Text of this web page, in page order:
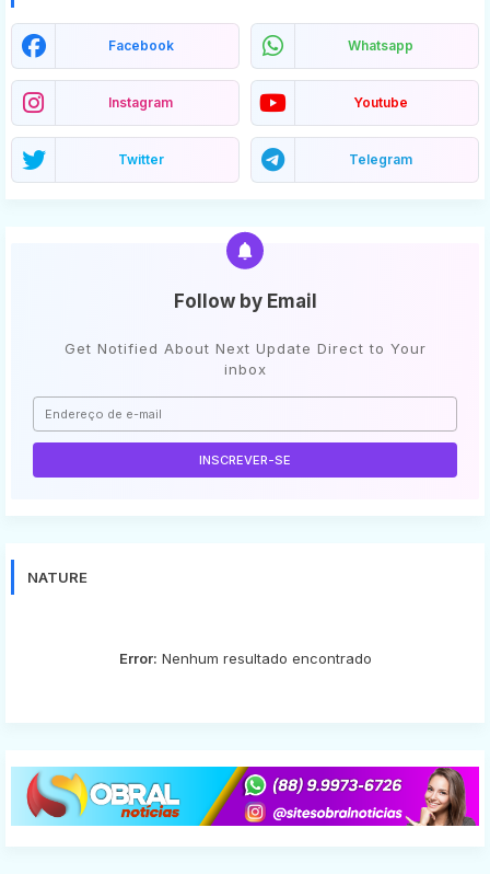
Facebook Whatsapp
Instagram Youtube
Twitter Telegram
Follow by Email
Get Notified About Next Update Direct to Your
inbox
NATURE
Error: Nenhum resultado encontrado